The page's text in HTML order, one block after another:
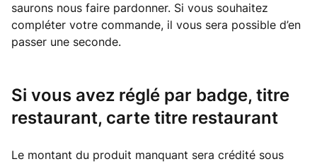
saurons nous faire pardonner. Si vous souhaitez
compléter votre commande, il vous sera possible d’en
passer une seconde.
Si vous avez réglé par badge, titre
restaurant, carte titre restaurant
Le montant du produit manquant sera crédité sous